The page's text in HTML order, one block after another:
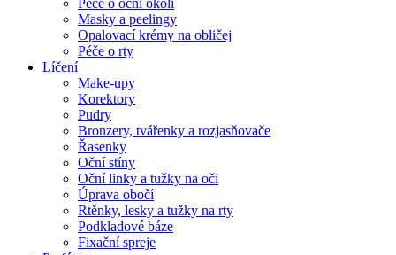
Péče o oční okolí
Masky a peelingy
Opalovací krémy na obličej
Péče o rty
Líčení
Make-upy
Korektory
Pudry
Bronzery, tvářenky a rozjasňovače
Řasenky
Oční stíny
Oční linky a tužky na oči
Úprava obočí
Rtěnky, lesky a tužky na rty
Podkladové báze
Fixační spreje